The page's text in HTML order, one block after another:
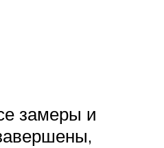
замеры и